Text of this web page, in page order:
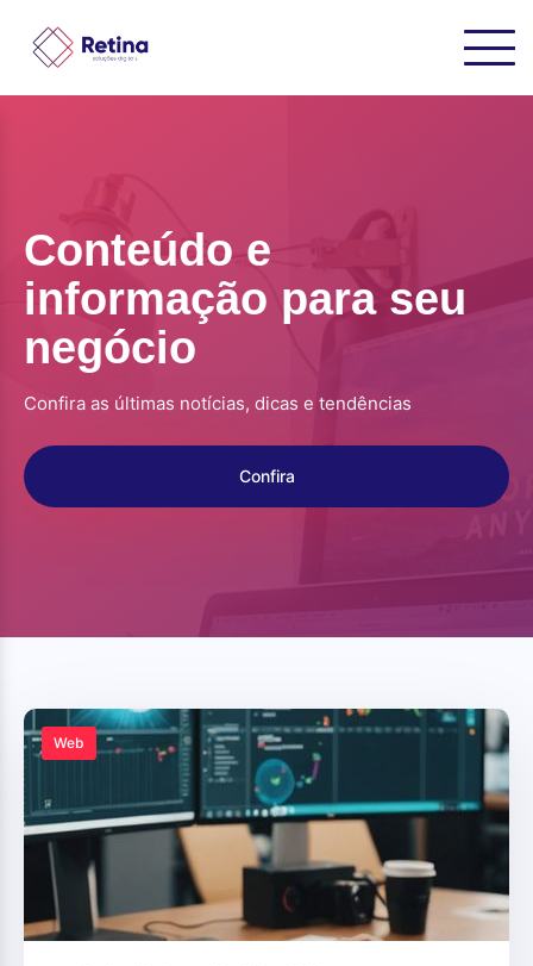
Conteúdo e
informação para seu
negócio
Confira as últimas notícias, dicas e tendências
Confira
Web